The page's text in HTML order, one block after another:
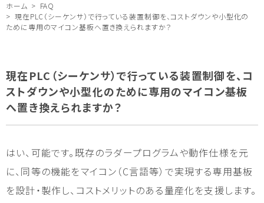
ホーム
FAQ
現在PLC（シーケンサ）で行っている装置制御を、コストダウンや小型化の
ために専用のマイコン基板へ置き換えられますか？
現在PLC（シーケンサ）で行っている装置制御を、コ
ストダウンや小型化のために専用のマイコン基板
へ置き換えられますか？
はい、可能です。既存のラダープログラムや動作仕様を元
に、同等の機能をマイコン（C言語等）で実現する専用基板
を設計・製作し、コストメリットのある量産化を支援します。